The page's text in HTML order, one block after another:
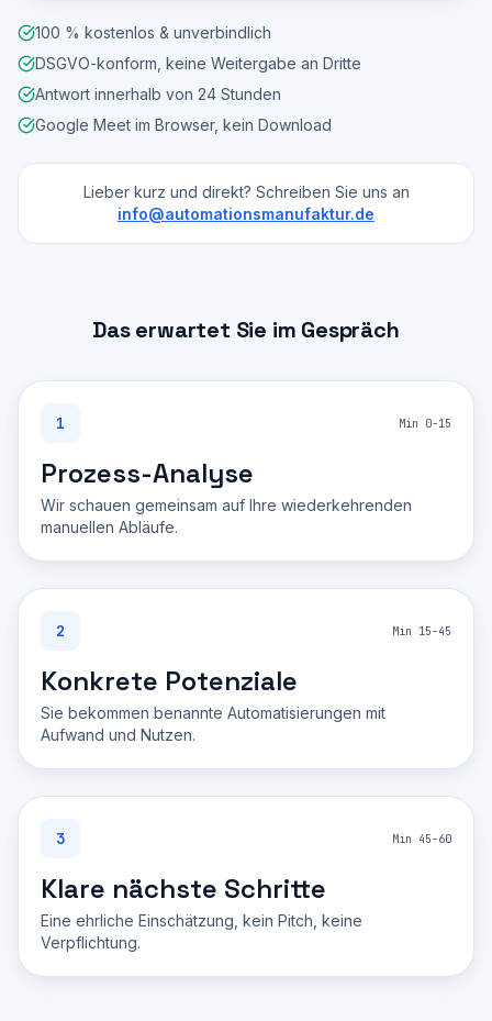
100 % kostenlos & unverbindlich
DSGVO-konform, keine Weitergabe an Dritte
Antwort innerhalb von 24 Stunden
Google Meet im Browser, kein Download
Lieber kurz und direkt? Schreiben Sie uns an
info@automationsmanufaktur.de
Das erwartet Sie im Gespräch
1 Min 0-15
Prozess-Analyse
Wir schauen gemeinsam auf Ihre wiederkehrenden
manuellen Abläufe.
2 Min 15-45
Konkrete Potenziale
Sie bekommen benannte Automatisierungen mit
Aufwand und Nutzen.
3 Min 45-60
Klare nächste Schritte
Eine ehrliche Einschätzung, kein Pitch, keine
Verpflichtung.